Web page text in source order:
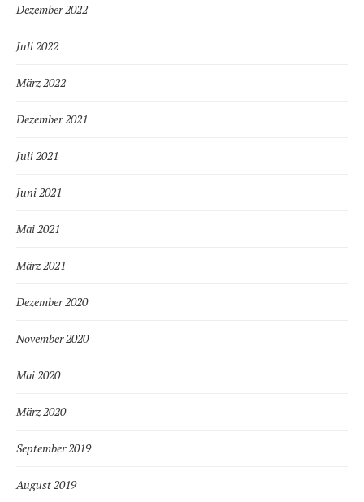
Dezember 2022
Juli 2022
März 2022
Dezember 2021
Juli 2021
Juni 2021
Mai 2021
März 2021
Dezember 2020
November 2020
Mai 2020
März 2020
September 2019
August 2019